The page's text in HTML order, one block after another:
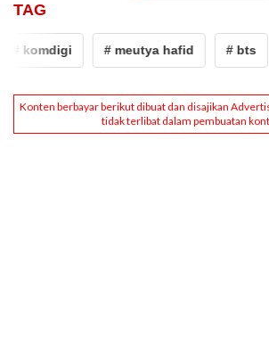
TAG
# komdigi # meutya hafid # bts